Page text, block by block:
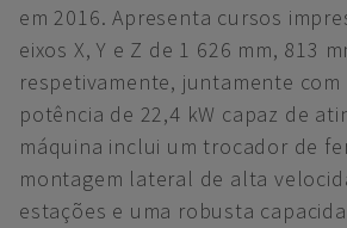
em 2016. Apresenta cursos
eixos X, Y e Z de 1 626 mm, 813
respetivamente, juntamente
potência de 22,4 kW capaz de
máquina inclui um trocador de
montagem lateral de alta
estações e uma robusta